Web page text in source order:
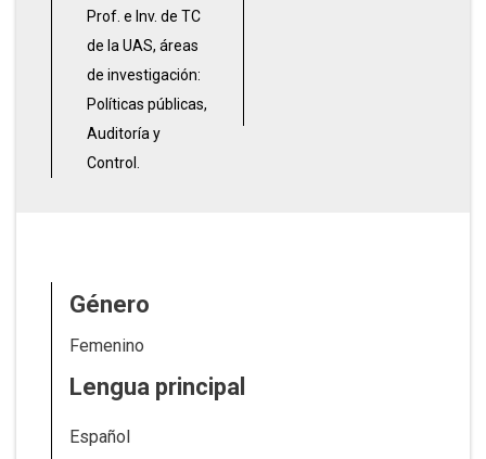
Prof. e Inv. de TC
de la UAS, áreas
de investigación:
Políticas públicas,
Auditoría y
Control.
Género
Femenino
Lengua principal
Español